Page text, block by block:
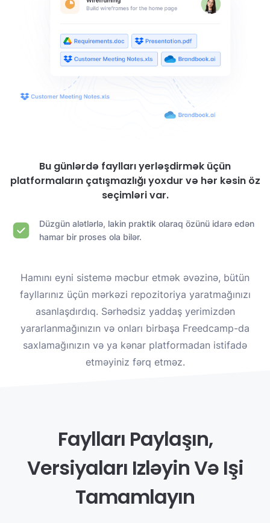
Bu günlərdə faylları yerləşdirmək üçün
platformaların çatışmazlığı yoxdur və hər kəsin öz
seçimləri var.
Düzgün alətlərlə, lakin praktik olaraq özünü idarə edən
hamar bir proses ola bilər.
Hamını eyni sistemə məcbur etmək əvəzinə, bütün
fayllarınız üçün mərkəzi repozitoriya yaratmağınızı
asanlaşdırdıq. Sərhədsiz yaddaş yerimizdən
yararlanmağınızın və onları birbaşa Freedcamp-da
saxlamağınızın və ya kənar platformadan istifadə
etməyiniz fərq etməz.
Faylları Paylaşın,
Versiyaları Izləyin Və Işi
Tamamlayın